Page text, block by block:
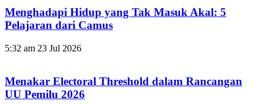
Menghadapi Hidup yang Tak Masuk Akal: 5
Pelajaran dari Camus
5:32 am 23 Jul 2026
Menakar Electoral Threshold dalam Rancangan
UU Pemilu 2026